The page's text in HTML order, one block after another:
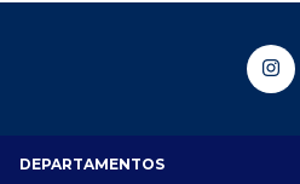
DEPARTAMENTOS